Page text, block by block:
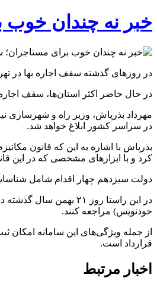
خبر نه چندان خوب
در روز‌های گذشته سقف اجاره بها در تهران ۲۶ درصد تعیین و اعلام شد اگر مشاوران املاک این سقف را رعایت نکنند
در حال حاضر اکثر استان‌ها، سقف
مهرداد بذرپاش، وزیر راه و
در سراسر کشور ابلاغ خواهد شد.
بذرپاش با اشاره به این که قانون
کرد و با ابزار‌های مشخصی که در این
دولت سیزدهم چهار اقدام شامل
در این راستا روز
خودنویس) مراجعه کنند.
از جمله ویژگی‌های این سامانه امکان
قرارداد است.
اخبار مرتبط